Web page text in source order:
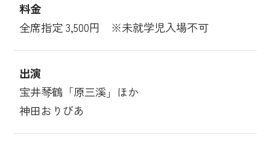
料金
全席指定 3,500円 ※未就学児入場不可
出演
宝井琴鶴「原三溪」ほか
神田おりびあ